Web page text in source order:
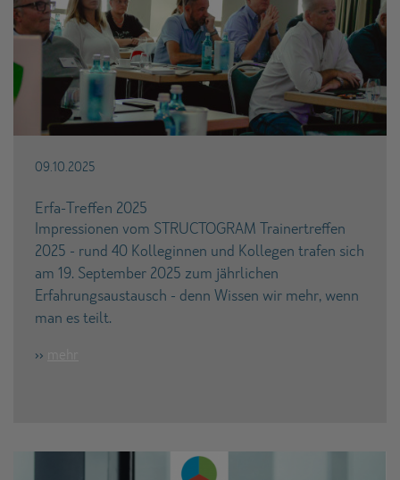
09.10.2025
Erfa-Treffen 2025
Impressionen vom STRUCTOGRAM Trainertreffen
2025 - rund 40 Kolleginnen und Kollegen trafen sich
am 19. September 2025 zum jährlichen
Erfahrungsaustausch - denn Wissen wir mehr, wenn
man es teilt.
››